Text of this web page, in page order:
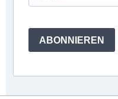
ABONNIEREN